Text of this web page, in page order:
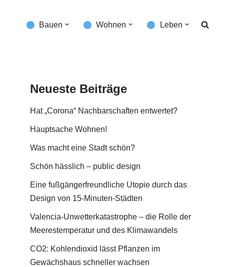
Bauen Wohnen Leben
Neueste Beiträge
Hat „Corona“ Nachbarschaften entwertet?
Hauptsache Wohnen!
Was macht eine Stadt schön?
Schön hässlich – public design
Eine fußgängerfreundliche Utopie durch das
Design von 15-Minuten-Städten
Valencia-Unwetterkatastrophe – die Rolle der
Meerestemperatur und des Klimawandels
CO2: Kohlendioxid lässt Pflanzen im
Gewächshaus schneller wachsen